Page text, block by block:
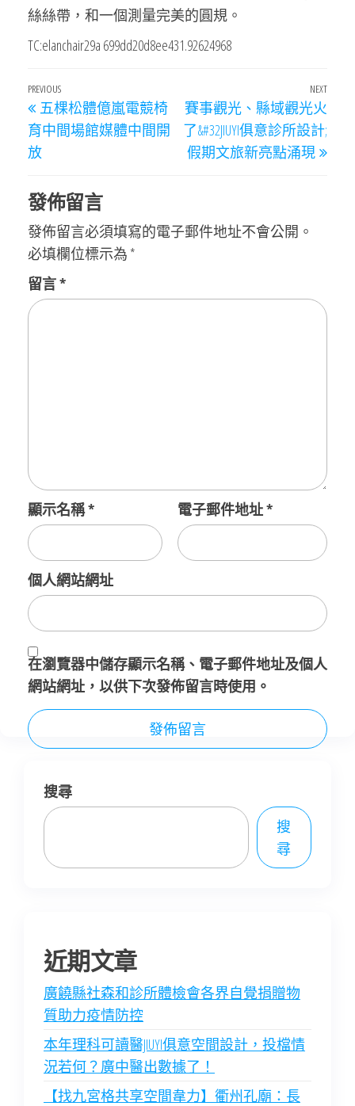
絲絲帶，和一個測量完美的圓規。
TC:elanchair29a 699dd20d8ee431.92624968
文
章
導
Previous
Post
PREVIOUS
五棵松體億嵐電競椅
育中間場館媒體中間開
放
Next
NEXT
賽事觀光、縣域觀光火
了&#32JIUYI俱意診所設計;
假期文旅新亮點涌現
發佈留言
發佈留言必須填寫的電子郵件地址不會公開。
必填欄位標示為 *
留言*
顯示名稱* 電子郵件地址*
個人網站網址
在瀏覽器中儲存顯示名稱、電子郵件地址及個人
網站網址，以供下次發佈留言時使用。
搜尋
搜
尋
近期文章
廣饒縣社森和診所體檢會各界自覺捐贈物
質助力疫情防控
本年理科可讀醫JIUYI俱意空間設計，投檔情
況若何？廣中醫出數據了！
【找九宮格共享空間韋力】衢州孔廟：長